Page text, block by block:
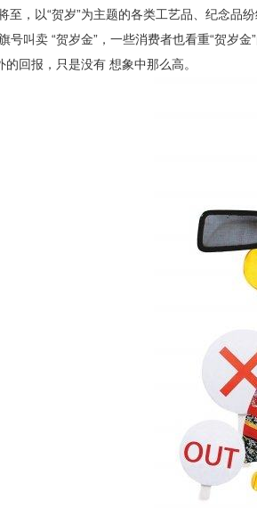
，以“贺岁”为主题的各类工艺品、纪念品纷
号叫卖 “贺岁金”，一些消费者也看重“贺岁
回报，只是没有 想象中那么高。